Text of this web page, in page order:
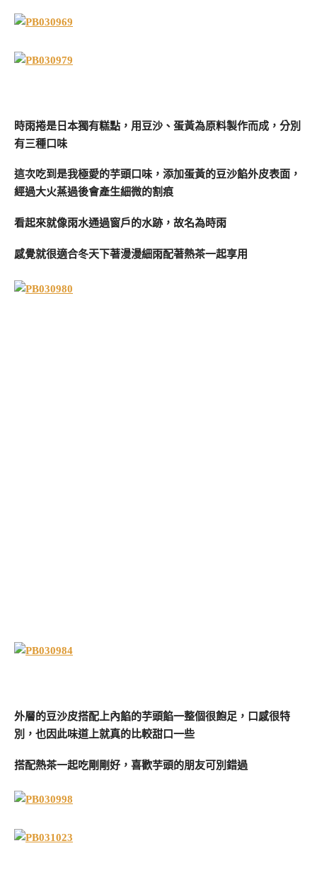
時雨捲是日本獨有糕點，用豆沙、蛋黃為原料製作而成，分別
有三種口味
這次吃到是我極愛的芋頭口味， 添加蛋黃的豆沙餡外皮表面，
經過大火蒸過後會產生細微的割痕
看起來就像雨水通過窗戶的水跡，故名為時雨
感覺就很適合冬天下著漫漫細雨配著熱茶一起享用
外層的豆沙皮搭配上內餡的芋頭餡一整個很飽足，口感很特
別，也因此味道上就真的比較甜口一些
搭配熱茶一起吃剛剛好，喜歡芋頭的朋友可別錯過